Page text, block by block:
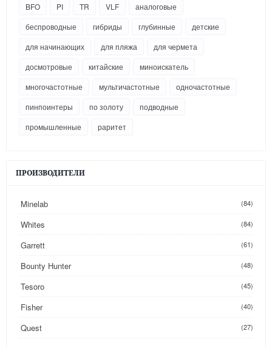
BFO PI TR VLF
аналоговые
беспроводные
гибриды глубинные
детские
для начинающих
для пляжа
для чермета
досмотровые
китайские
миноискатель
многочастотные
мультичастотные
одночастотные
пинпоинтеры
по золоту
подводные
промышленные
раритет
ПРОИЗВОДИТЕЛИ
Minelab (84)
Whites (84)
Garrett (61)
Bounty Hunter (48)
Tesoro (45)
Fisher (40)
Quest (27)